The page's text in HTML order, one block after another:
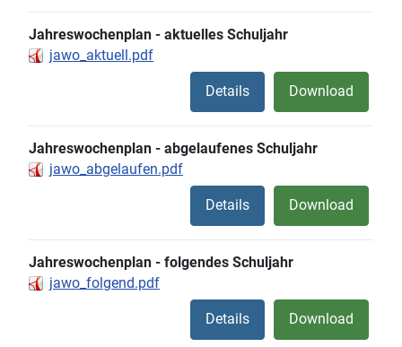
Jahreswochenplan - aktuelles Schuljahr
jawo_aktuell.pdf
Download
Details
Jahreswochenplan - abgelaufenes Schuljahr
jawo_abgelaufen.pdf
Download
Details
Jahreswochenplan - folgendes Schuljahr
jawo_folgend.pdf
Download
Details